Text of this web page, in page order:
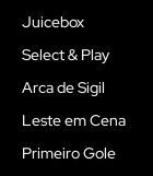
Juicebox
Select & Play
Arca de Sigil
Leste em Cena
Primeiro Gole